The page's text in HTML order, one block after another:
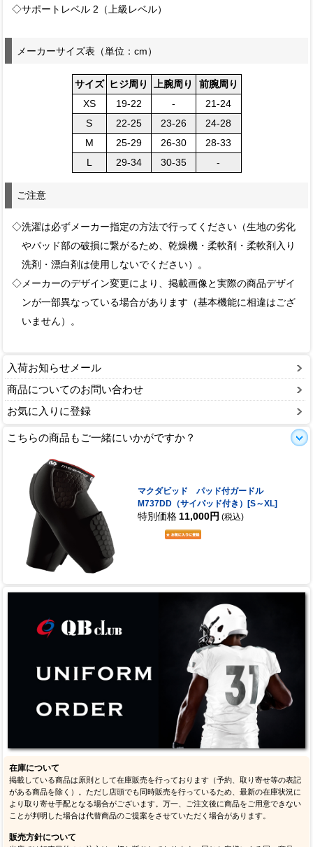
◇サポートレベル 2（上級レベル）
メーカーサイズ表（単位：cm）
サイズ ヒジ周り 上腕周り
前腕周り
XS
19-22 -
21-24
S
22-25 23-26
24-28
M
25-29 26-30
28-33
L
29-34 30-35 -
ご注意
◇洗濯は必ずメーカー指定の方法で行ってください（生地の劣化
やパッド部の破損に繋がるため、乾燥機・柔軟剤・柔軟剤入り
洗剤・漂白剤は使用しないでください）。
◇メーカーのデザイン変更により、掲載画像と実際の商品デザイ
ンが一部異なっている場合があります（基本機能に相違はござ
いません）。
入荷お知らせメール
商品についてのお問い合わせ
お気に入りに登録
こちらの商品もご一緒にいかがですか？
マクダビッド パッド付ガードル
M737DD（サイパッド付き）[S～XL]
特別価格 11,000円 (税込)
在庫について
掲載している商品は原則として在庫販売を行っております（予約、取り寄せ等の表記
がある商品を除く）。ただし店頭でも同時販売を行っているため、最新の在庫状況に
より取り寄せ手配となる場合がございます。万一、ご注文後に商品をご用意できない
ことが判明した場合は代替商品のご提案をさせていただく場合があります。
販売方針について